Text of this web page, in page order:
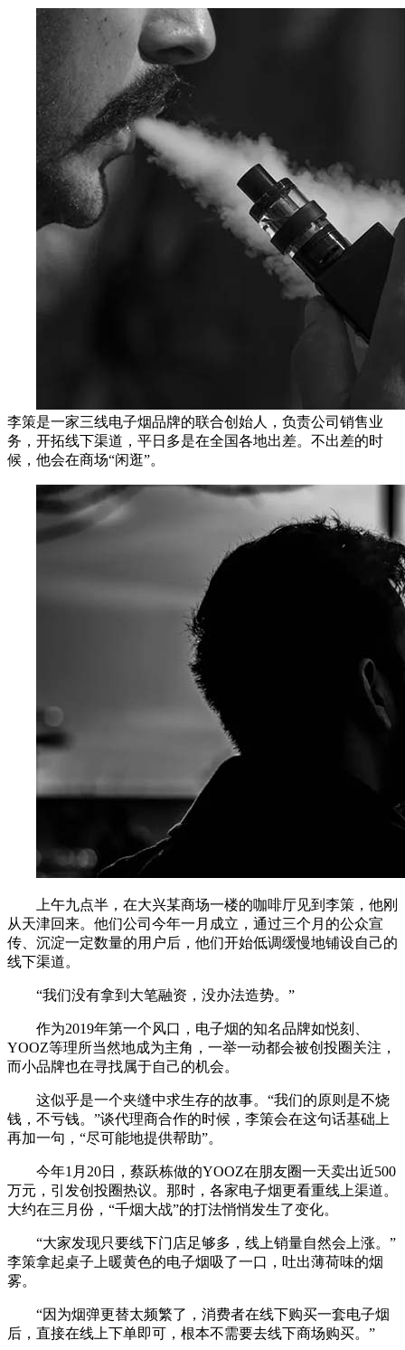
李策是一家三线电子烟品牌的联合创始人，负责公司销售业
务，开拓线下渠道，平日多是在全国各地出差。不出差的时
候，他会在商场“闲逛”。
上午九点半，在大兴某商场一楼的咖啡厅见到李策，他刚
从天津回来。他们公司今年一月成立，通过三个月的公众宣
传、沉淀一定数量的用户后，他们开始低调缓慢地铺设自己的
线下渠道。
“我们没有拿到大笔融资，没办法造势。”
作为2019年第一个风口，电子烟的知名品牌如悦刻、
YOOZ等理所当然地成为主角，一举一动都会被创投圈关注，
而小品牌也在寻找属于自己的机会。
这似乎是一个夹缝中求生存的故事。“我们的原则是不烧
钱，不亏钱。”谈代理商合作的时候，李策会在这句话基础上
再加一句，“尽可能地提供帮助”。
今年1月20日，蔡跃栋做的YOOZ在朋友圈一天卖出近500
万元，引发创投圈热议。那时，各家电子烟更看重线上渠道。
大约在三月份，“千烟大战”的打法悄悄发生了变化。
“大家发现只要线下门店足够多，线上销量自然会上涨。”
李策拿起桌子上暖黄色的电子烟吸了一口，吐出薄荷味的烟
雾。
“因为烟弹更替太频繁了，消费者在线下购买一套电子烟
后，直接在线上下单即可，根本不需要去线下商场购买。”